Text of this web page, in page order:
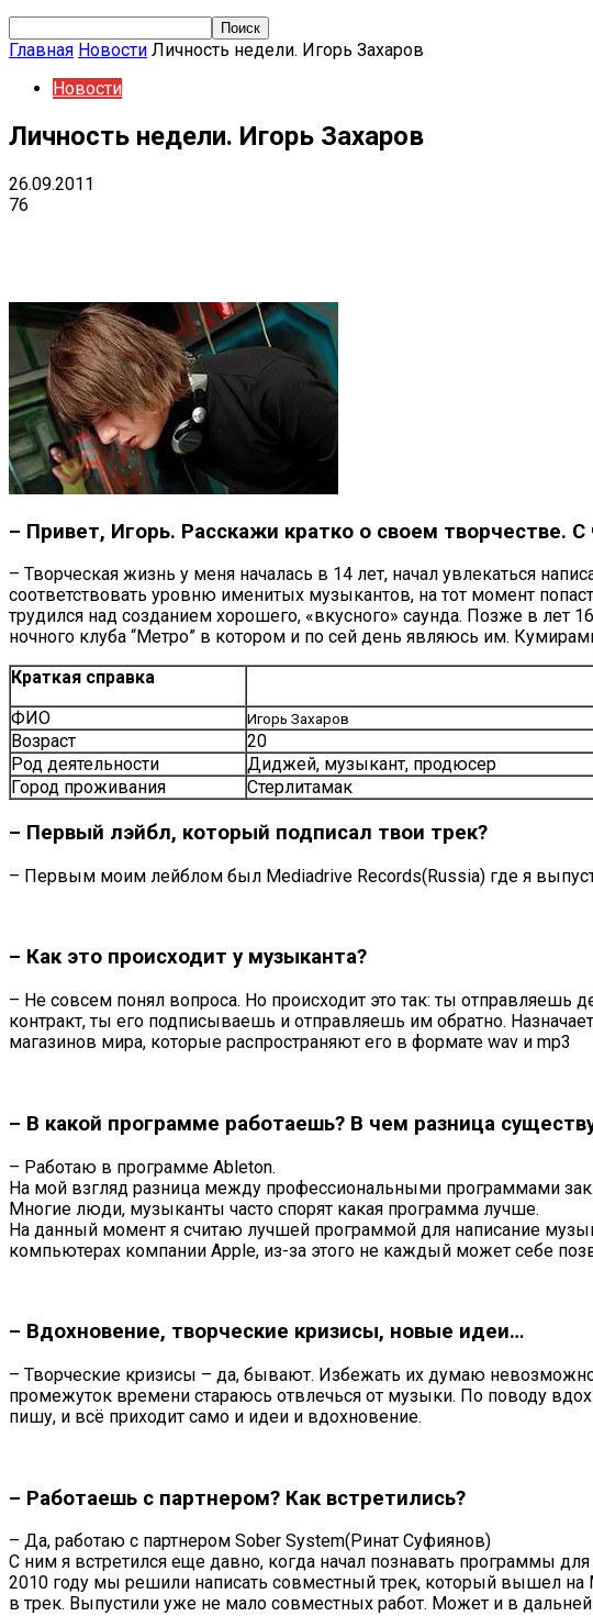
Главная Новости Личность недели. Игорь Захаров
Новости
Личность недели. Игорь Захаров
26.09.2011
76
– Привет, Игорь. Расскажи кратко о своем творчестве.
– Творческая жизнь у меня началась в 14 лет, начал увлекаться
соответствовать уровню именитых музыкантов, на тот момент
трудился над созданием хорошего, «вкусного» саунда. Позже в лет
ночного клуба “Mетро” в котором и по сей день являюсь им.
Краткая справка
ФИО
Игорь Захаров
Возраст
20
Род деятельности
Диджей, музыкант, продюсер
Город проживания
Стерлитамак
– Первый лэйбл, который подписал твои трек?
– Первым моим лейблом был Mediadrive Records(Russia) где я
– Как это происходит у музыканта?
– Не совсем понял вопроса. Но происходит это так: ты
контракт, ты его подписываешь и отправляешь им обратно.
магазинов мира, которые распространяют его в формате wav и mp3
– В какой программе работаешь? В чем разница
– Работаю в программе Ableton.
На мой взгляд разница между профессиональными программами
Многие люди, музыканты часто спорят какая программа лучше.
На данный момент я считаю лучшей программой для написание
компьютерах компании Apple, из-за этого не каждый может себе
– Вдохновение, творческие кризисы, новые идеи…
– Творческие кризисы – да, бывают. Избежать их думаю
промежуток времени стараюсь отвлечься от музыки. По поводу
пишу, и всё приходит само и идеи и вдохновение.
– Работаешь с партнером? Как встретились?
– Да, работаю с партнером Sober System(Ринат Суфиянов)
С ним я встретился еще давно, когда начал познавать программы
2010 году мы решили написать совместный трек, который вышел
в трек. Выпустили уже не мало совместных работ. Может и в